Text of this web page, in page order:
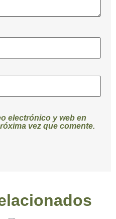
electrónico y web en
vez que comente.